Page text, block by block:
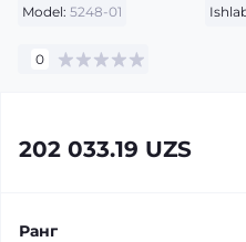
Model: 5248-01
0
202 033.19 UZS
Ранг